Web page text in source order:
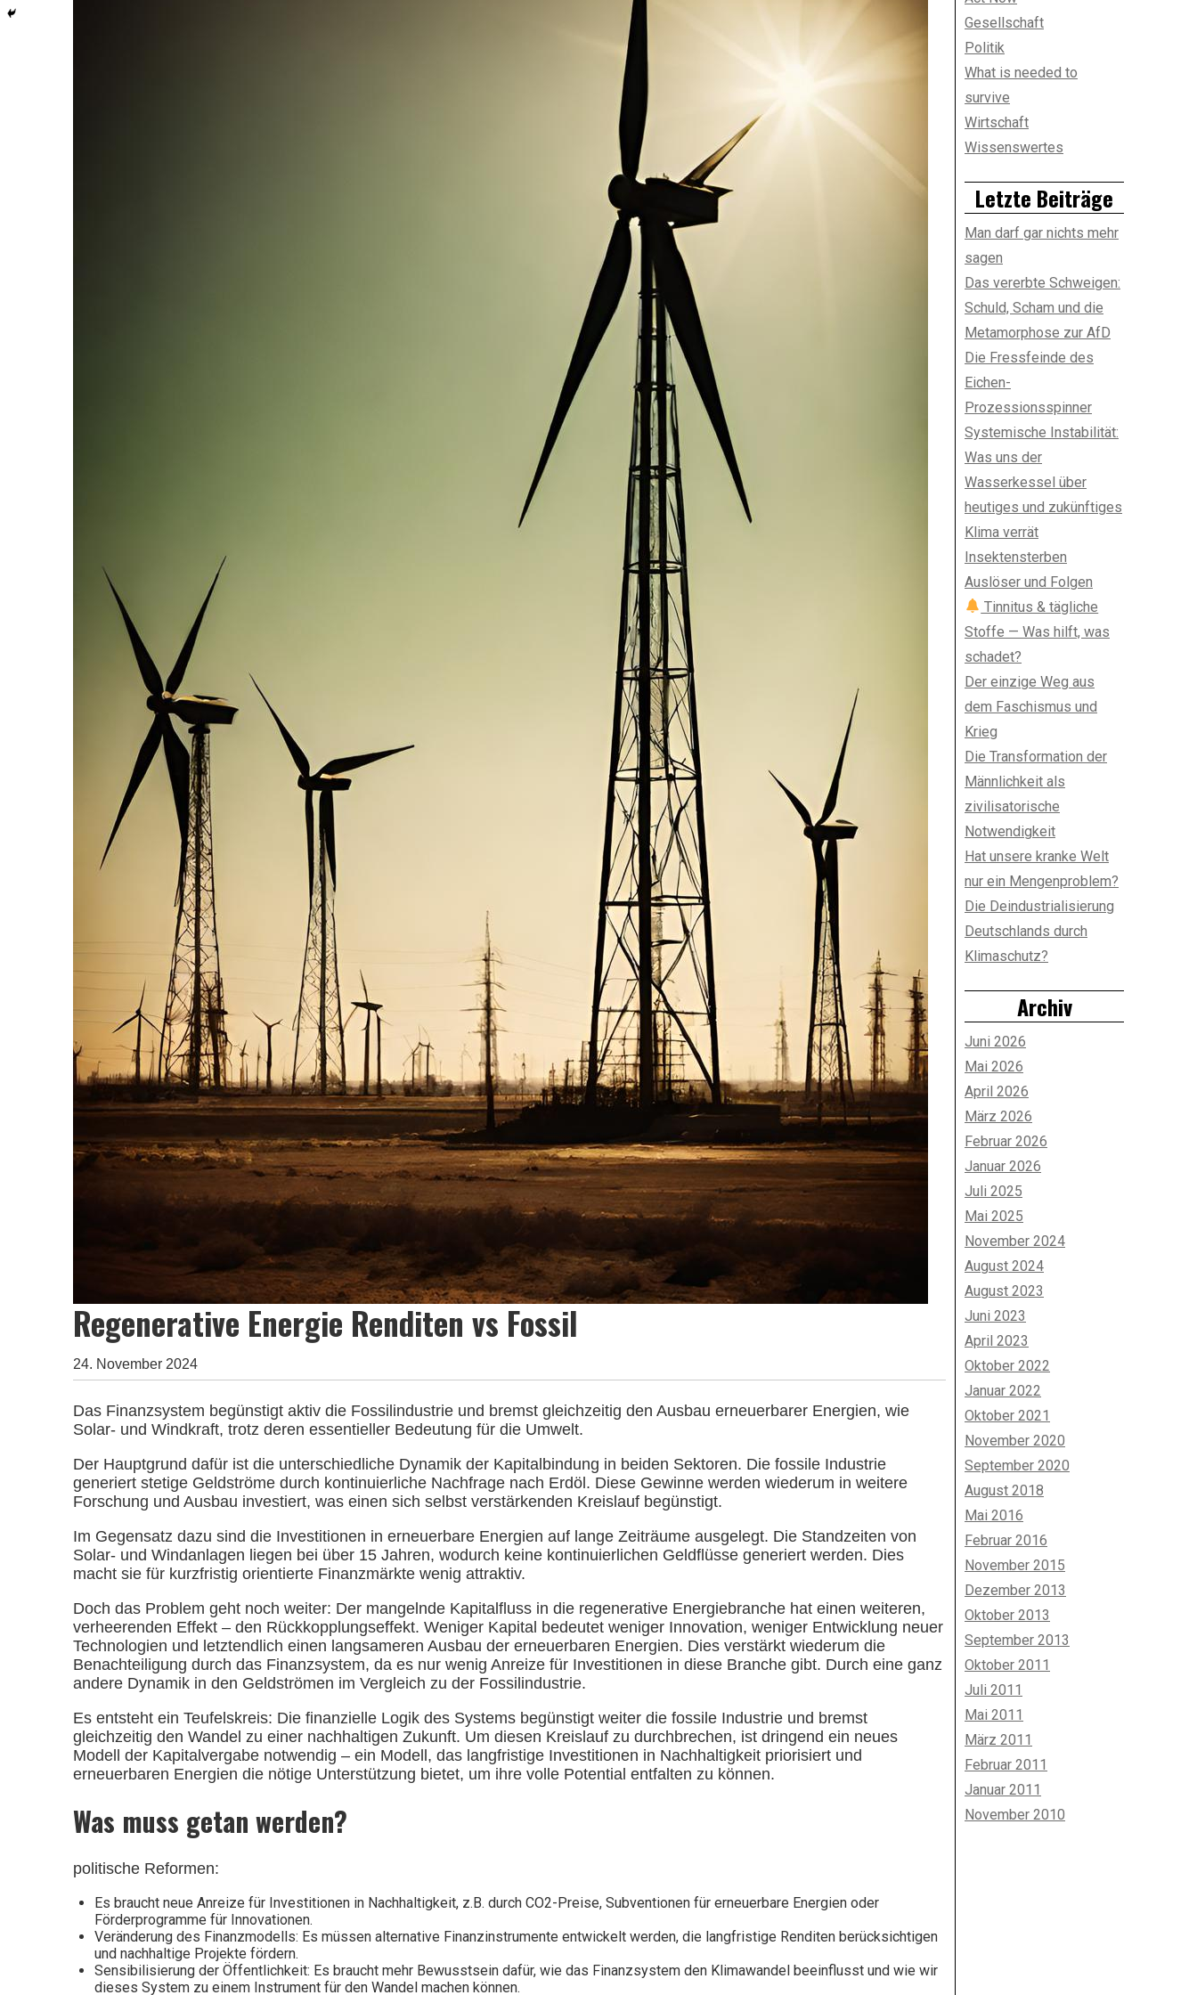
Regenerative Energie Renditen vs Fossil
24. November 2024
Das Finanzsystem begünstigt aktiv die Fossilindustrie und bremst gleichzeitig den Ausbau erneuerbarer Energien, wie
Solar- und Windkraft, trotz deren essentieller Bedeutung für die Umwelt.
Der Hauptgrund dafür ist die unterschiedliche Dynamik der Kapitalbindung in beiden Sektoren. Die fossile Industrie
generiert stetige Geldströme durch kontinuierliche Nachfrage nach Erdöl. Diese Gewinne werden wiederum in weitere
Forschung und Ausbau investiert, was einen sich selbst verstärkenden Kreislauf begünstigt.
Im Gegensatz dazu sind die Investitionen in erneuerbare Energien auf lange Zeiträume ausgelegt. Die Standzeiten von
Solar- und Windanlagen liegen bei über 15 Jahren, wodurch keine kontinuierlichen Geldflüsse generiert werden. Dies
macht sie für kurzfristig orientierte Finanzmärkte wenig attraktiv.
Doch das Problem geht noch weiter: Der mangelnde Kapitalfluss in die regenerative Energiebranche hat einen weiteren,
verheerenden Effekt – den Rückkopplungseffekt. Weniger Kapital bedeutet weniger Innovation, weniger Entwicklung neuer
Technologien und letztendlich einen langsameren Ausbau der erneuerbaren Energien. Dies verstärkt wiederum die
Benachteiligung durch das Finanzsystem, da es nur wenig Anreize für Investitionen in diese Branche gibt. Durch eine ganz
andere Dynamik in den Geldströmen im Vergleich zu der Fossilindustrie.
Es entsteht ein Teufelskreis: Die finanzielle Logik des Systems begünstigt weiter die fossile Industrie und bremst
gleichzeitig den Wandel zu einer nachhaltigen Zukunft. Um diesen Kreislauf zu durchbrechen, ist dringend ein neues
Modell der Kapitalvergabe notwendig – ein Modell, das langfristige Investitionen in Nachhaltigkeit priorisiert und
erneuerbaren Energien die nötige Unterstützung bietet, um ihre volle Potential entfalten zu können.
Was muss getan werden?
politische Reformen:
Es braucht neue Anreize für Investitionen in Nachhaltigkeit, z.B. durch CO2-Preise, Subventionen für erneuerbare Energien oder
Förderprogramme für Innovationen.
Veränderung des Finanzmodells: Es müssen alternative Finanzinstrumente entwickelt werden, die langfristige Renditen berücksichtigen
und nachhaltige Projekte fördern.
Sensibilisierung der Öffentlichkeit: Es braucht mehr Bewusstsein dafür, wie das Finanzsystem den Klimawandel beeinflusst und wie wir
dieses System zu einem Instrument für den Wandel machen können.
Gesellschaft
Politik
What is needed to
survive
Wirtschaft
Wissenswertes
Letzte Beiträge
Man darf gar nichts mehr
sagen
Das vererbte Schweigen:
Schuld, Scham und die
Metamorphose zur AfD
Die Fressfeinde des
Eichen-
Prozessionsspinner
Systemische Instabilität:
Was uns der
Wasserkessel über
heutiges und zukünftiges
Klima verrät
Insektensterben
Auslöser und Folgen
Tinnitus & tägliche
Stoffe — Was hilft, was
schadet?
Der einzige Weg aus
dem Faschismus und
Krieg
Die Transformation der
Männlichkeit als
zivilisatorische
Notwendigkeit
Hat unsere kranke Welt
nur ein Mengenproblem?
Die Deindustrialisierung
Deutschlands durch
Klimaschutz?
Archiv
Juni 2026
Mai 2026
April 2026
März 2026
Februar 2026
Januar 2026
Juli 2025
Mai 2025
November 2024
August 2024
August 2023
Juni 2023
April 2023
Oktober 2022
Januar 2022
Oktober 2021
November 2020
September 2020
August 2018
Mai 2016
Februar 2016
November 2015
Dezember 2013
Oktober 2013
September 2013
Oktober 2011
Juli 2011
Mai 2011
März 2011
Februar 2011
Januar 2011
November 2010